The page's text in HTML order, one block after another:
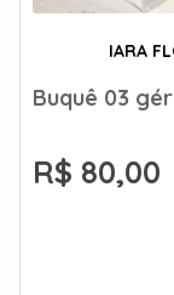
IARA
Buquê 03
R$ 80,00